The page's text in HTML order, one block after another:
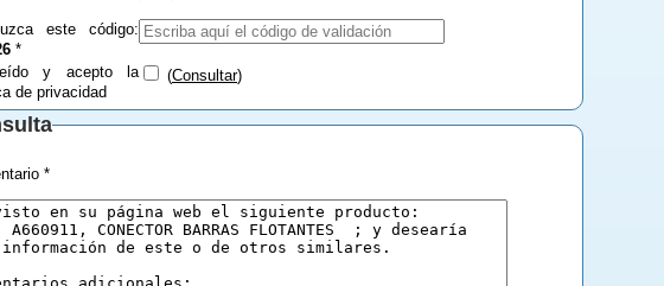
este código:
*
y acepto la
de privacidad
(Consultar)
*